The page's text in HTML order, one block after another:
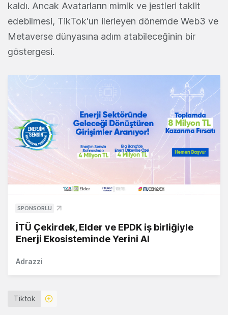
kaldı. Ancak Avatarların mimik ve jestleri taklit
edebilmesi, TikTok'un ilerleyen dönemde Web3 ve
Metaverse dünyasına adım atabileceğinin bir
göstergesi.
SPONSORLU
İTÜ Çekirdek, Elder ve EPDK iş birliğiyle
Enerji Ekosisteminde Yerini Al
Adrazzi
Tiktok